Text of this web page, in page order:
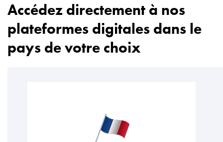
Accédez directement à nos
plateformes digitales dans le
pays de votre choix